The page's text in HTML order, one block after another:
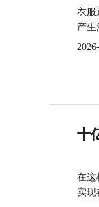
衣服
产生
十
在这
实现